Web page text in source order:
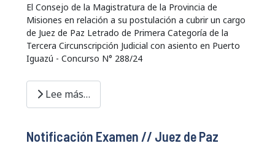
El Consejo de la Magistratura de la Provincia de
Misiones en relación a su postulación a cubrir un cargo
de Juez de Paz Letrado de Primera Categoría de la
Tercera Circunscripción Judicial con asiento en Puerto
Iguazú - Concurso N° 288/24
Lee más…
Notificación Examen // Juez de Paz